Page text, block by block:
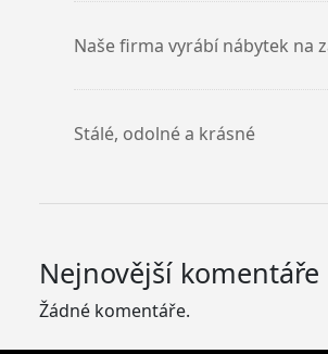
Naše firma vyrábí nábytek na
Stálé, odolné a krásné
Nejnovější komentáře
Žádné komentáře.